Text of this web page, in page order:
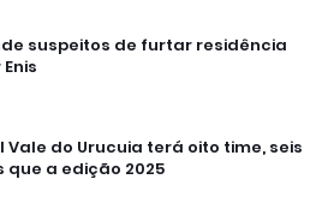
suspeitos de furtar residência
Vale do Urucuia terá oito time, seis
que a edição 2025